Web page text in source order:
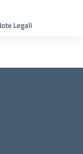
Legali